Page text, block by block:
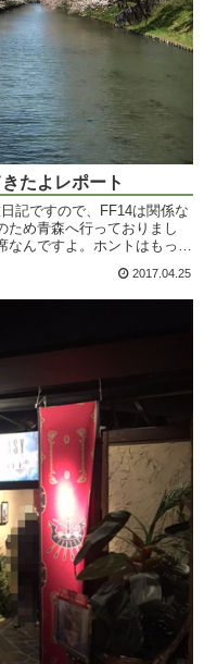
たよレポート
記ですので、FF14は関係な
ため青森へ行っておりまし
なんですよ。ホントはもっと
2017.04.25